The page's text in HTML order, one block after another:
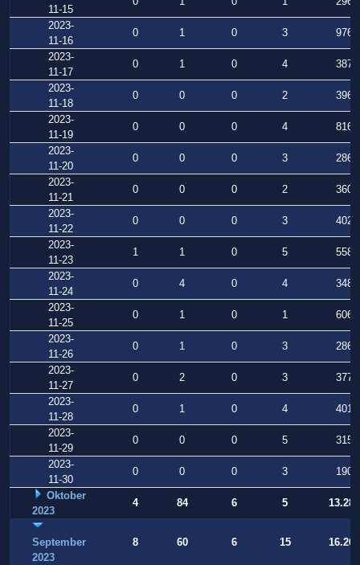
11-15
2023-
11-16
0 1 0 3
976
2023-
11-17
0 1 0 4
387
2023-
11-18
0 0 0 2
396
2023-
11-19
0 0 0 4
816
2023-
11-20
0 0 0 3
286
2023-
11-21
0 0 0 2
360
2023-
11-22
0 0 0 3
402
2023-
11-23
1 1 0 5
558
2023-
11-24
0 4 0 4
348
2023-
11-25
0 1 0 1
606
2023-
11-26
0 1 0 3
286
2023-
11-27
0 2 0 3
377
2023-
11-28
0 1 0 4
401
2023-
11-29
0 0 0 5
315
2023-
11-30
0 0 0 3
190
Oktober
2023
4 84 6 5 13.283
September
2023
8 60 6 15 16.269